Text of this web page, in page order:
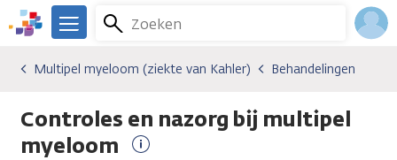
Overslaan
en
gaan
We
er
je.
Kanker.nl
Zoeken
Menu
Kankersoorten
Multipel myeloom (ziekte van Kahler)
Behandelingen
Multipel myeloom (ziekte van Kahler) Behandelingen
Controles en nazorg bij multipel
myeloom